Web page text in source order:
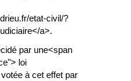
etat-civil/?
a>.
par une<span
loi
à cet effet par